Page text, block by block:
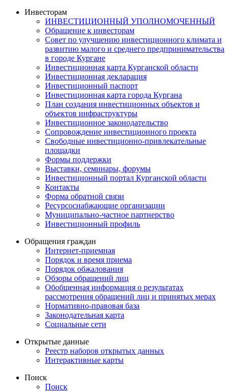
Инвесторам
ИНВЕСТИЦИОННЫЙ УПОЛНОМОЧЕННЫЙ
Обращение к инвесторам
Совет по улучшению инвестиционного климата и
развитию малого и среднего предпринимательства
в городе Кургане
Инвестиционная карта Курганской области
Инвестиционная декларация
Инвестиционный паспорт
Инвестиционная карта города Кургана
План создания инвестиционных объектов и
объектов инфраструктуры
Инвестиционное законодательство
Сопровождение инвестиционного проекта
Свободные инвестиционно-привлекательные
площадки
Формы поддержки
Выставки, семинары, форумы
Инвестиционный портал Курганской области
Контакты
Форма обратной связи
Ресурсоснабжающие организации
Муниципально-частное партнерство
Инвестиционный профиль
Обращения граждан
Интернет-приемная
Порядок и время приема
Порядок обжалования
Обзоры обращений лиц
Обобщенная информация о результатах
рассмотрения обращений лиц и принятых мерах
Нормативно-правовая база
Законодательная карта
Социальные сети
Открытые данные
Реестр наборов открытых данных
Интерактивные карты
Поиск
Поиск